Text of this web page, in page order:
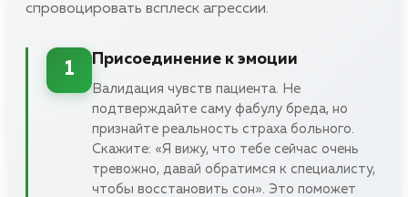
спровоцировать всплеск агрессии.
1
Присоединение к эмоции
Валидация чувств пациента. Не
подтверждайте саму фабулу бреда, но
признайте реальность страха больного.
Скажите: «Я вижу, что тебе сейчас очень
тревожно, давай обратимся к специалисту,
чтобы восстановить сон». Это поможет